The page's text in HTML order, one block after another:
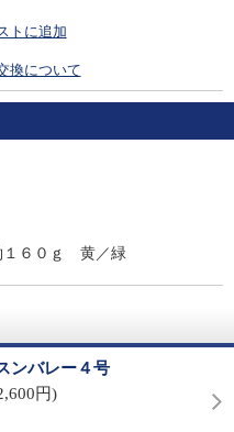
トに追加
換について
６０ｇ 黄／緑
ンバレー４号
円)